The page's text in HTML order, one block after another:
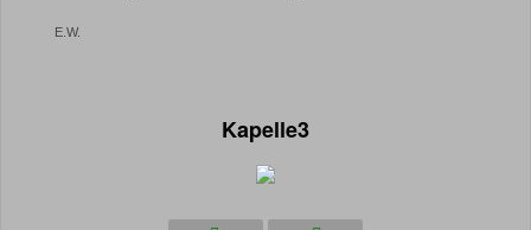
E.W.
Kapelle3